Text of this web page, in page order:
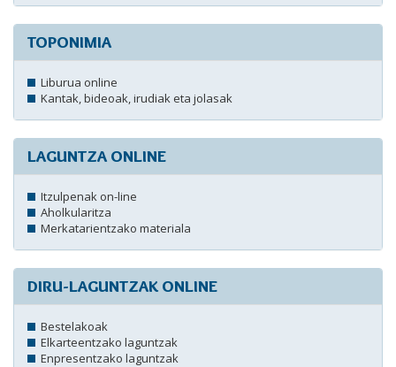
TOPONIMIA
Liburua online
Kantak, bideoak, irudiak eta jolasak
LAGUNTZA ONLINE
Itzulpenak on-line
Aholkularitza
Merkatarientzako materiala
DIRU-LAGUNTZAK ONLINE
Bestelakoak
Elkarteentzako laguntzak
Enpresentzako laguntzak